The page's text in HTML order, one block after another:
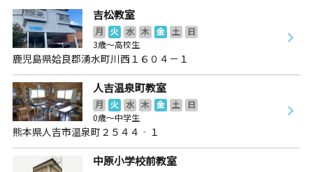
吉松教室
月 火 水 木 金 土
日
3歳～高校生
鹿児島県姶良郡湧水町川西１６０４－１
人吉温泉町教室
月 火 水 木 金 土
日
0歳～中学生
熊本県人吉市温泉町２５４４‐１
中原小学校前教室